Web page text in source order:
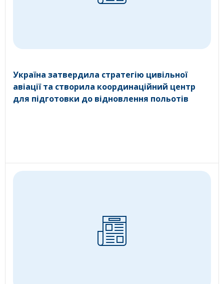
Україна затвердила стратегію цивільної
авіації та створила координаційний центр
для підготовки до відновлення польотів